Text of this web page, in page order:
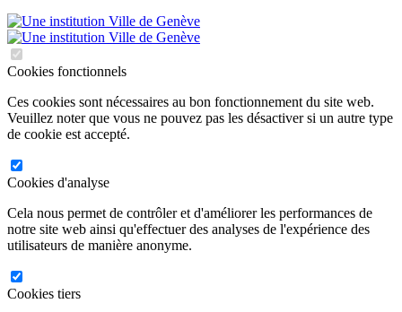
Cookies fonctionnels
Ces cookies sont nécessaires au bon fonctionnement du site web.
Veuillez noter que vous ne pouvez pas les désactiver si un autre type
de cookie est accepté.
Cookies d'analyse
Cela nous permet de contrôler et d'améliorer les performances de
notre site web ainsi qu'effectuer des analyses de l'expérience des
utilisateurs de manière anonyme.
Cookies tiers